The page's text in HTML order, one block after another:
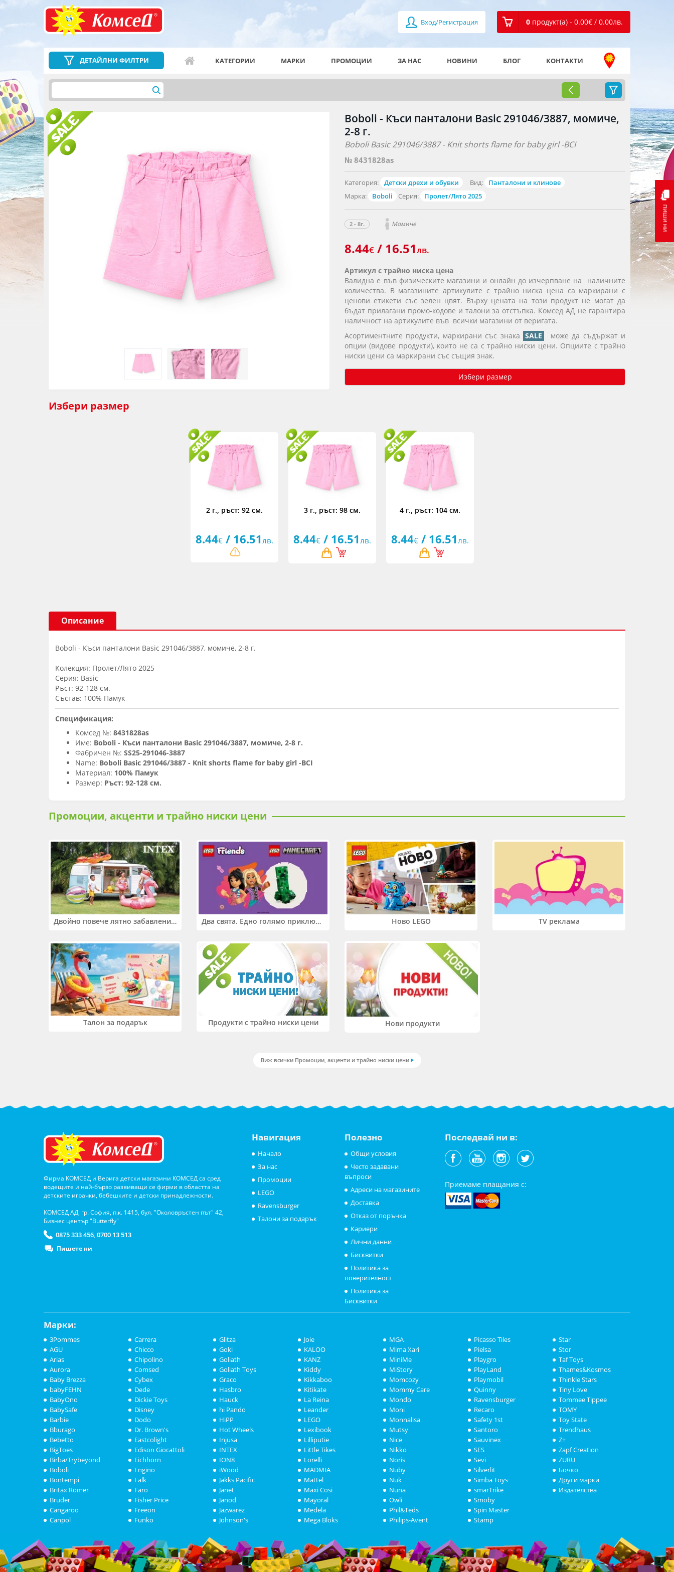
Вход/Регистрация 0 продукт(а) - 0.00€ / 0.00лв.
пиши ни
ДЕТАЙЛНИ ФИЛТРИ КАТЕГОРИИ МАРКИ ПРОМОЦИИ ЗА НАС НОВИНИ БЛОГ КОНТАКТИ
Boboli - Къси панталони Basic 291046/3887, момиче,
2-8 г.
Boboli Basic 291046/3887 - Knit shorts flame for baby girl -BCI
№ 8431828as
Категория: Детски дрехи и обувки Вид:
Панталони и клинове
Марка:
Boboli Серия: Пролет/Лято 2025
2 - 8г. Момиче
8.44€ / 16.51лв.
Артикул с трайно ниска цена
Валидна е във физическите магазини и онлайн до изчерпване на наличните
количества. В магазините артикулите с трайно ниска цена са маркирани с
ценови етикети със зелен цвят. Върху цената на този продукт не могат да
бъдат прилагани промо-кодове и талони за отстъпка. Комсед АД не гарантира
наличност на артикулите във всички магазини от веригата.
Асортиментните продукти, маркирани със знака SALE
може да съдържат и
опции (видове продукти), които не са с трайно ниски цени. Опциите с трайно
ниски цени са маркирани със същия знак.
Избери размер
Избери размер
2 г., ръст: 92 см.
8.44€/ 16.51 лв.
3 г., ръст: 98 см.
8.44€/ 16.51 лв.
4 г., ръст: 104 см.
8.44€/ 16.51 лв.
Описание
Boboli - Къси панталони Basic 291046/3887, момиче, 2-8 г.
Колекция: Пролет/Лято 2025
Серия: Basic
Ръст: 92-128 см.
Състав: 100% Памук
Спецификация:
Комсед №: 8431828as
Име: Boboli - Къси панталони Basic 291046/3887, момиче, 2-8 г.
Фабричен №: SS25-291046-3887
Name: Boboli Basic 291046/3887 - Knit shorts flame for baby girl -BCI
Материал: 100% Памук
Размер: Ръст: 92-128 см.
Промоции, акценти и трайно ниски цени
Двойно повече лятно забавление! Купи 2 продукта INTEX и вземи -33% Два свята. Едно голямо приключение. Купи 2 продукта LEGO® Friends и/или LEGO® Minecraft и вземи -27% Ново LEGO TV реклама
Талон за подарък Продукти с трайно ниски цени Нови продукти
Виж всички Промоции, акценти и трайно ниски цени
Фирма КОМСЕД и Верига детски магазини КОМСЕД са сред
водещите и най-бързо развиващи се фирми в областта на
детските играчки, бебешките и детски принадлежности.
КОМСЕД АД, гр. София, п.к. 1415, бул. "Околовръстен път" 42,
Бизнес център "Butterfly"
0875 333 456, 0700 13 513
Пишете ни
Навигация
Начало
За нас
Промоции
LEGO
Ravensburger
Талони за подарък
Полезно
Общи условия
Често задавани
въпроси
Адреси на магазините
Доставка
Отказ от поръчка
Кариери
Лични данни
Бисквитки
Политика за
поверителност
Политика за
Бисквитки
Последвай ни в:
Приемаме плащания с:
Марки:
3Pommes
AGU
Arias
Aurora
Baby Brezza
babyFEHN
BabyOno
BabySafe
Barbie
Bburago
Bebetto
BigToes
Birba/Trybeyond
Boboli
Bontempi
Britax Römer
Bruder
Cangaroo
Canpol
Carrera
Chicco
Chipolino
Comsed
Cybex
Dede
Dickie Toys
Disney
Dodo
Dr. Brown's
Eastcolight
Edison Giocattoli
Eichhorn
Engino
Falk
Faro
Fisher Price
Freeon
Funko
Glitza
Goki
Goliath
Goliath Toys
Graco
Hasbro
Hauck
hi Pando
HiPP
Hot Wheels
Injusa
INTEX
ION8
iWood
Jakks Pacific
Janet
Janod
Jazwarez
Johnson's
Joie
KALOO
KANZ
Kiddy
Kikkaboo
Kitikate
La Reina
Leander
LEGO
Lexibook
Lilliputie
Little Tikes
Lorelli
MADMIA
Mattel
Maxi Cosi
Mayoral
Medela
Mega Bloks
MGA
Mima Xari
MiniMe
MiStory
Momcozy
Mommy Care
Mondo
Moni
Monnalisa
Mutsy
Nice
Nikko
Noris
Nuby
Nuk
Nuna
Owli
Phil&Teds
Philips-Avent
Picasso Tiles
Pielsa
Playgro
PlayLand
Playmobil
Quinny
Ravensburger
Recaro
Safety 1st
Santoro
Sauvinex
SES
Sevi
Silverlit
Simba Toys
smarTrike
Smoby
Spin Master
Stamp
Star
Stor
Taf Toys
Thames&Kosmos
Thinkle Stars
Tiny Love
Tommee Tippee
TOMY
Toy State
Trendhaus
Z+
Zapf Creation
ZURU
Бочко
Други марки
Издателства